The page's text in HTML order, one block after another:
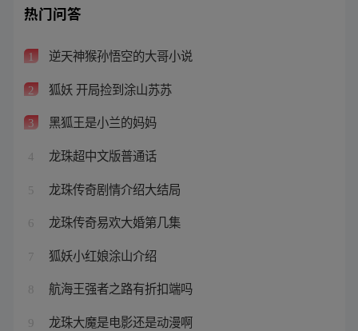
热门问答
1 逆天神猴孙悟空的大哥小说
2 狐妖 开局捡到涂山苏苏
3 黑狐王是小兰的妈妈
4 龙珠超中文版普通话
5 龙珠传奇剧情介绍大结局
6 龙珠传奇易欢大婚第几集
7 狐妖小红娘涂山介绍
8 航海王强者之路有折扣端吗
9 龙珠大魔是电影还是动漫啊